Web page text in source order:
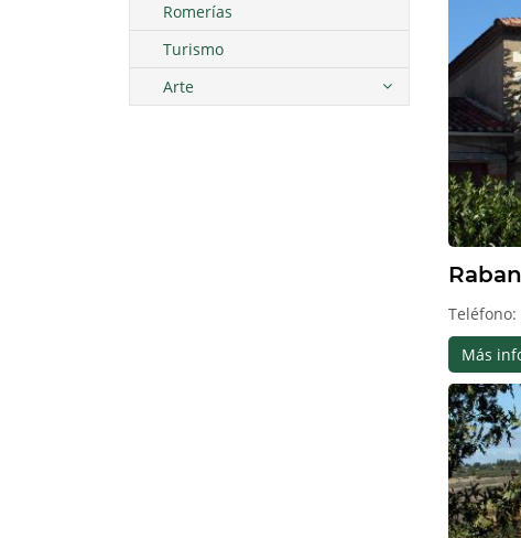
Romerías
Turismo
Arte
Teléfono:
Más